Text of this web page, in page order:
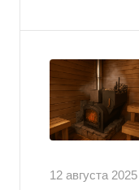
12 августа 2025